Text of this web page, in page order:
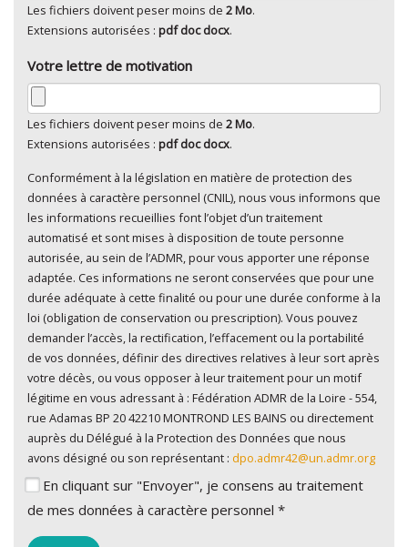
Les fichiers doivent peser moins de 2 Mo.
Extensions autorisées : pdf doc docx.
Votre lettre de motivation
Les fichiers doivent peser moins de 2 Mo.
Extensions autorisées : pdf doc docx.
En cliquant sur "Envoyer", je consens au traitement de
mes données à caractère personnel*
Conformément à la législation en matière de protection des
données à caractère personnel (CNIL), nous vous informons que
les informations recueillies font l’objet d’un traitement
automatisé et sont mises à disposition de toute personne
autorisée, au sein de l’ADMR, pour vous apporter une réponse
adaptée. Ces informations ne seront conservées que pour une
durée adéquate à cette finalité ou pour une durée conforme à la
loi (obligation de conservation ou prescription). Vous pouvez
demander l’accès, la rectification, l’effacement ou la portabilité
de vos données, définir des directives relatives à leur sort après
votre décès, ou vous opposer à leur traitement pour un motif
légitime en vous adressant à : Fédération ADMR de la Loire - 554,
rue Adamas BP 20 42210 MONTROND LES BAINS ou directement
auprès du Délégué à la Protection des Données que nous
avons désigné ou son représentant : dpo.admr42@un.admr.org
En cliquant sur "Envoyer", je consens au traitement
de mes données à caractère personnel *